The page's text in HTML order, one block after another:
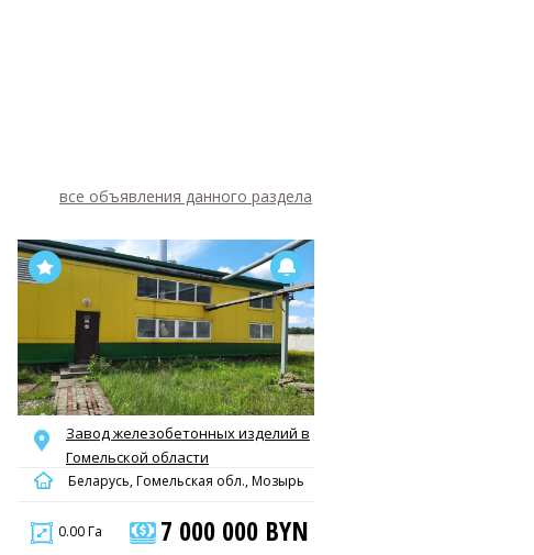
все объявления данного раздела
Завод железобетонных изделий в
Гомельской области
Беларусь, Гомельская обл., Мозырь
0.00 Га 7 000 000 BYN